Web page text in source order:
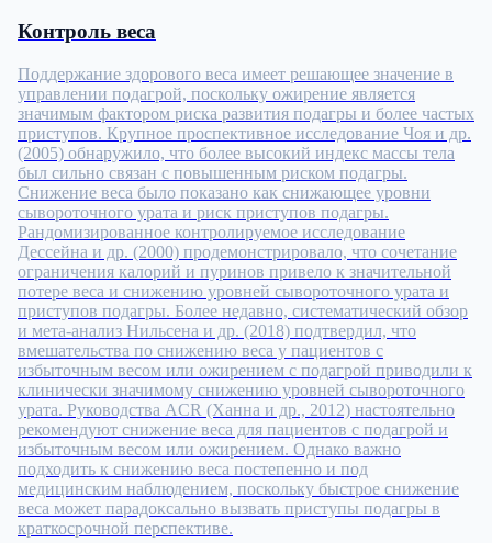
Контроль веса
Поддержание здорового веса имеет решающее значение в
управлении подагрой, поскольку ожирение является
значимым фактором риска развития подагры и более частых
приступов. Крупное проспективное исследование Чоя и др.
(2005) обнаружило, что более высокий индекс массы тела
был сильно связан с повышенным риском подагры.
Снижение веса было показано как снижающее уровни
сывороточного урата и риск приступов подагры.
Рандомизированное контролируемое исследование
Дессейна и др. (2000) продемонстрировало, что сочетание
ограничения калорий и пуринов привело к значительной
потере веса и снижению уровней сывороточного урата и
приступов подагры. Более недавно, систематический обзор
и мета-анализ Нильсена и др. (2018) подтвердил, что
вмешательства по снижению веса у пациентов с
избыточным весом или ожирением с подагрой приводили к
клинически значимому снижению уровней сывороточного
урата. Руководства ACR (Ханна и др., 2012) настоятельно
рекомендуют снижение веса для пациентов с подагрой и
избыточным весом или ожирением. Однако важно
подходить к снижению веса постепенно и под
медицинским наблюдением, поскольку быстрое снижение
веса может парадоксально вызвать приступы подагры в
краткосрочной перспективе.